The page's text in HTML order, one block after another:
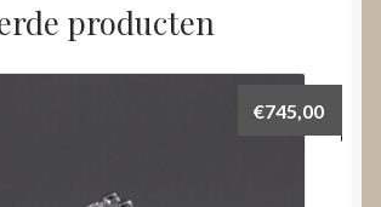
producten
€745,00